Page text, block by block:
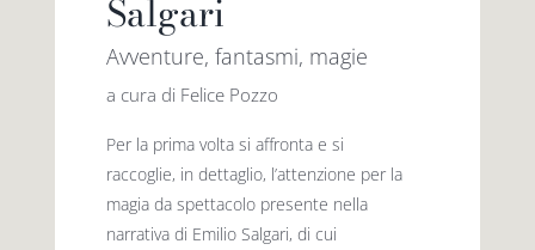
Salgari
Avventure, fantasmi, magie
a cura di Felice Pozzo
Per la prima volta si affronta e si
raccoglie, in dettaglio, l’attenzione per la
magia da spettacolo presente nella
narrativa di Emilio Salgari, di cui